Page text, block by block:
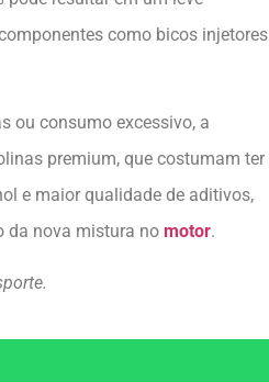
como bicos injetores
ou consumo excessivo, a
premium, que costumam ter
e maior qualidade de aditivos,
da nova mistura no motor.